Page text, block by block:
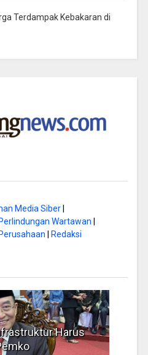
Terdampak Kebakaran di
Media Siber|
Wartawan
Redaksi
Harus